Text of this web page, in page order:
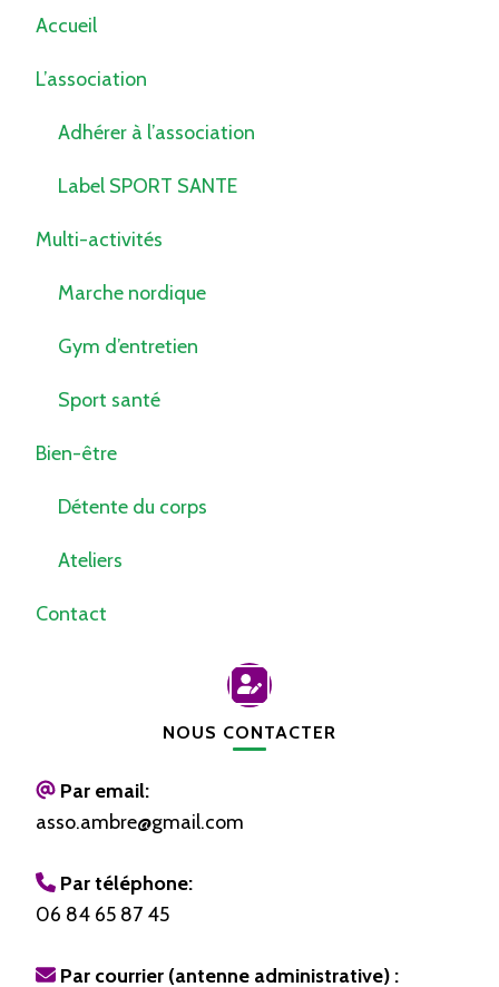
Accueil
L’association
Adhérer à l’association
Label SPORT SANTE
Multi-activités
Marche nordique
Gym d’entretien
Sport santé
Bien-être
Détente du corps
Ateliers
Contact
NOUS CONTACTER
Par email:
asso.ambre@gmail.com
Par téléphone:
06 84 65 87 45
Par courrier (antenne administrative) :